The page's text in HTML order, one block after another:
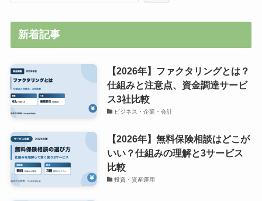
新着記事
【2026年】ファクタリングとは？
仕組みと注意点、資金調達サービ
ス3社比較
ビジネス・企業・会計
【2026年】無料保険相談はどこが
いい？仕組みの理解と3サービス
比較
投資・資産運用